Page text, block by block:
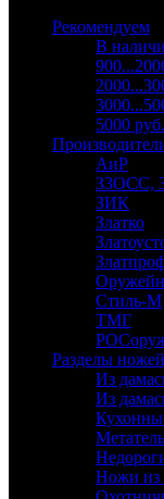
Рекомендуем
В
5000
АиР
ЗЗОСС,
ЗИК
Златко
Стиль-М
ТМГ
Разделы ножей
Из
Из
Ножи из